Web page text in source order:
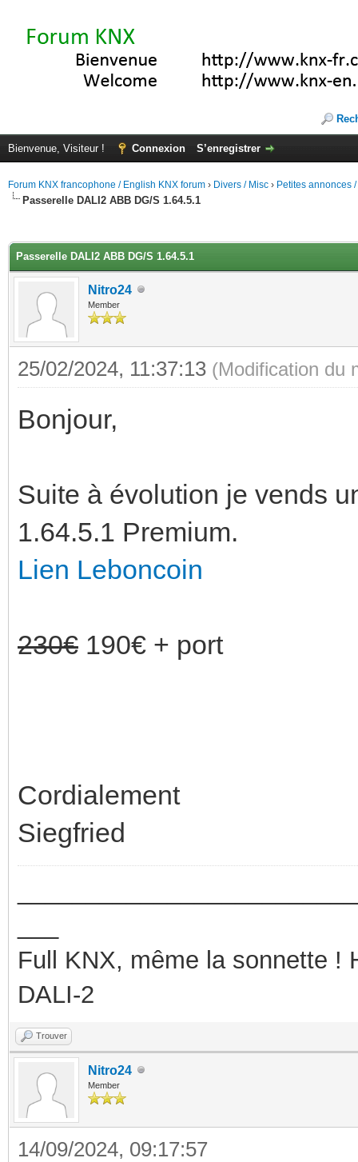
Bienvenue, Visiteur ! Connexion S’enregistrer
Forum KNX francophone / English KNX forum › Divers / Misc › Petites annonces
Passerelle DALI2 ABB DG/S 1.64.5.1
Passerelle DALI2 ABB DG/S 1.64.5.1
Nitro24
Member
25/02/2024, 11:37:13 (Modification du
Bonjour,
Suite à évolution je vends
1.64.5.1 Premium.
Lien Leboncoin
230€ 190€ + port
Cordialement
Siegfried
Full KNX, même la sonnette !
DALI-2
Trouver
Nitro24
Member
14/09/2024, 09:17:57